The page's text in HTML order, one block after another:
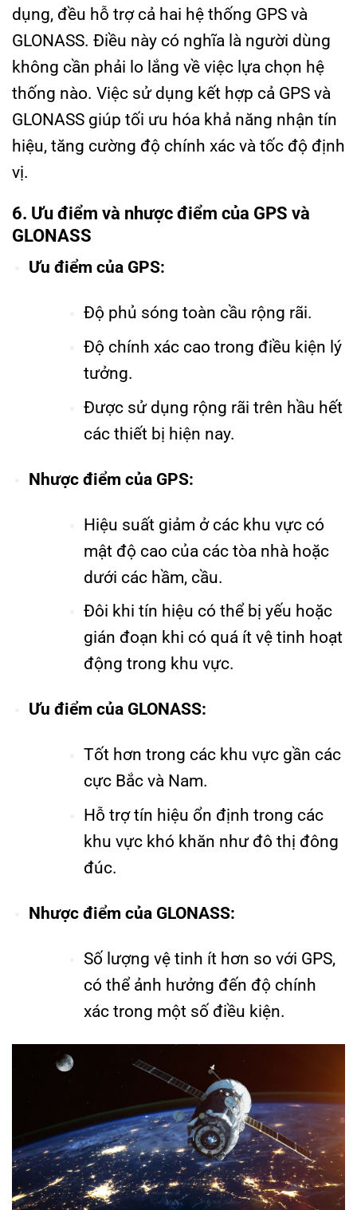
dụng, đều hỗ trợ cả hai hệ thống GPS và
GLONASS. Điều này có nghĩa là người dùng
không cần phải lo lắng về việc lựa chọn hệ
thống nào. Việc sử dụng kết hợp cả GPS và
GLONASS giúp tối ưu hóa khả năng nhận tín
hiệu, tăng cường độ chính xác và tốc độ định
vị.
6. Ưu điểm và nhược điểm của GPS và
GLONASS
Ưu điểm của GPS:
Độ phủ sóng toàn cầu rộng rãi.
Độ chính xác cao trong điều kiện lý
tưởng.
Được sử dụng rộng rãi trên hầu hết
các thiết bị hiện nay.
Nhược điểm của GPS:
Hiệu suất giảm ở các khu vực có
mật độ cao của các tòa nhà hoặc
dưới các hầm, cầu.
Đôi khi tín hiệu có thể bị yếu hoặc
gián đoạn khi có quá ít vệ tinh hoạt
động trong khu vực.
Ưu điểm của GLONASS:
Tốt hơn trong các khu vực gần các
cực Bắc và Nam.
Hỗ trợ tín hiệu ổn định trong các
khu vực khó khăn như đô thị đông
đúc.
Nhược điểm của GLONASS:
Số lượng vệ tinh ít hơn so với GPS,
có thể ảnh hưởng đến độ chính
xác trong một số điều kiện.